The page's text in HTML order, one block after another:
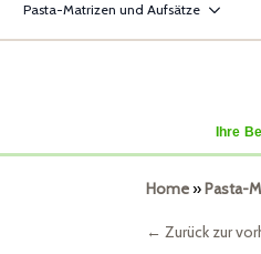
Pasta-Matrizen und Aufsätze
Ihre
Home»Pasta-
← Zurück zur